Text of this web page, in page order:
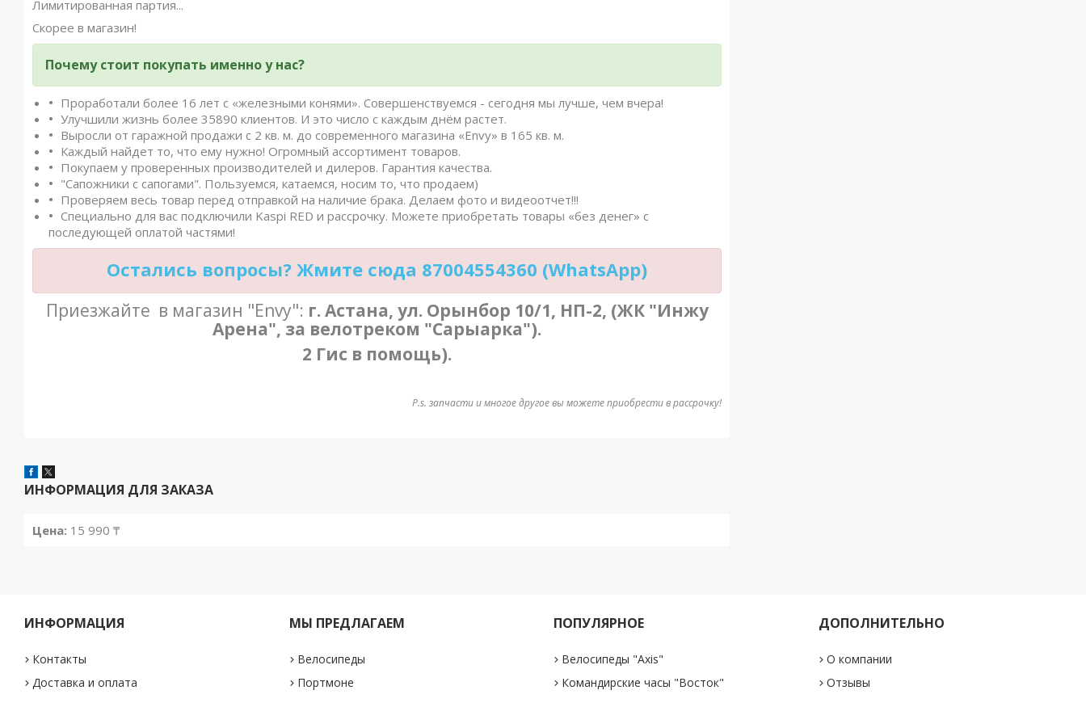
Лимитированная партия...
Скорее в магазин!
Почему стоит покупать именно у нас?
Проработали более 16 лет с «железными конями». Совершенствуемся - сегодня мы лучше, чем вчера!
Улучшили жизнь более 35890 клиентов. И это число с каждым днём растет.
Выросли от гаражной продажи с 2 кв. м. до современного магазина «Envy» в 165 кв. м.
Каждый найдет то, что ему нужно! Огромный ассортимент товаров.
Покупаем у проверенных производителей и дилеров. Гарантия качества.
"Сапожники с сапогами". Пользуемся, катаемся, носим то, что продаем)
Проверяем весь товар перед отправкой на наличие брака. Делаем фото и видеоотчет!!!
Специально для вас подключили Kaspi RED и рассрочку. Можете приобретать товары «без денег» с
последующей оплатой частями!
Остались вопросы? Жмите сюда 87004554360 (WhatsApp)
Приезжайте в магазин "Envy": г. Астана, ул. Орынбор 10/1, НП-2, (ЖК "Инжу
Арена", за велотреком "Сарыарка").
2 Гис в помощь).
P.s. запчасти и многое другое вы можете приобрести в рассрочку!
ИНФОРМАЦИЯ ДЛЯ ЗАКАЗА
Цена: 15 990 ₸
ИНФОРМАЦИЯ
Контакты
Доставка и оплата
МЫ ПРЕДЛАГАЕМ
Велосипеды
Портмоне
ПОПУЛЯРНОЕ
Велосипеды "Axis"
Командирские часы "Восток"
ДОПОЛНИТЕЛЬНО
О компании
Отзывы